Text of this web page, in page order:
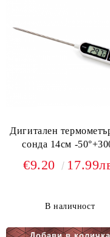
Дигитален
сонда 14см -
€9.20
В наличност